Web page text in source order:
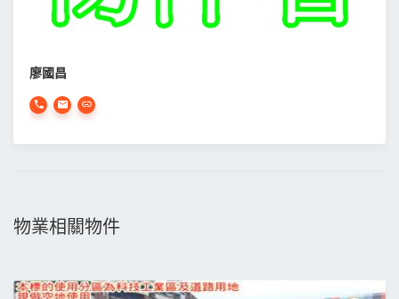
廖國昌
物業相關物件